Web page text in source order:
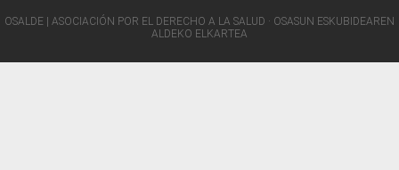
OSALDE | ASOCIACIÓN POR EL DERECHO A LA SALUD · OSASUN ESKUBIDEAREN
ALDEKO ELKARTEA